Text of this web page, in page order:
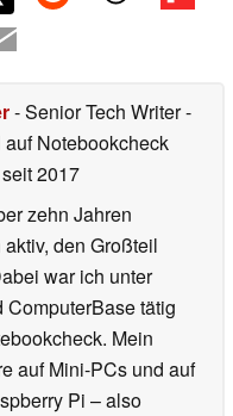
- Senior Tech Writer-
Notebookcheck
seit 2017
zehn Jahren
den Großteil
war ich unter
ComputerBase tätig
Mein
auf Mini-PCs und auf
Pi – also